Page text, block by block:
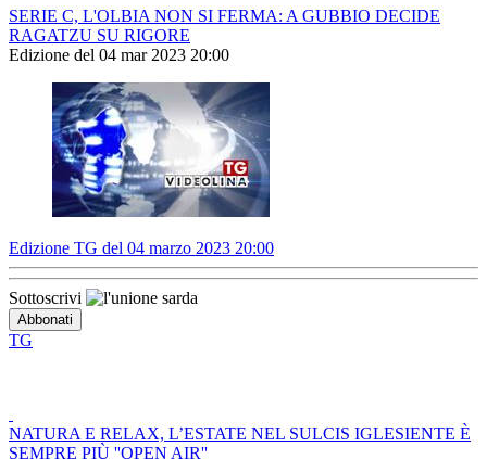
SERIE C, L'OLBIA NON SI FERMA: A GUBBIO DECIDE
RAGATZU SU RIGORE
Edizione del 04 mar 2023 20:00
Edizione TG del 04 marzo 2023 20:00
Sottoscrivi
TG
NATURA E RELAX, L’ESTATE NEL SULCIS IGLESIENTE È
SEMPRE PIÙ ''OPEN AIR''